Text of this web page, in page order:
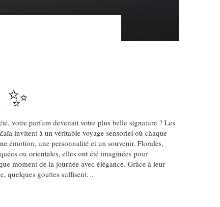
votre parfum devenait votre plus belle signature ? Les
invitent à un véritable voyage sensoriel où chaque
émotion, une personnalité et un souvenir. Florales,
ou orientales, elles ont été imaginées pour
moment de la journée avec élégance. Grâce à leur
quelques gouttes suffisent…